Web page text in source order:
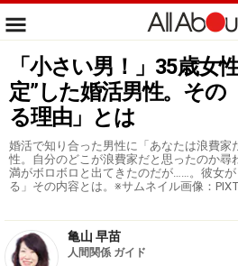
「小さい男！」35歳女
定”した婚活男性。その
る理由」とは
婚活で知り合った男性に「あなたは浪費家
性。自分のどこが浪費家だと思ったのか尋
満がボロボロと出てきたのだが……。彼女
る」その内容とは。※サムネイル画像：
亀山 早苗
人間関係 ガイド